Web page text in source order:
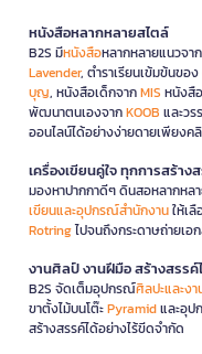
หนังสือหลากหลายสไตล์
B2S มีหนังสือหลากหลายแนวจา
Lavender, ตำราเรียนเข้มข้นของ
บุญ, หนังสือเด็กจากMIS หนังสื
พัฒนาตนเองจากKOOB และว
ออนไลน์ได้อย่างง่ายดายเพียงค
เครื่องเขียนคู่ใจ ทุกการสร้าง
มองหาปากกาดีๆ ดินสอหลากหล
เขียนและอุปกรณ์สำนักงานให้เ
Rotringไปจนถึงกระดาษถ่ายเอ
งานศิลป์ งานฝีมือ สร้างสรรค์
B2S จัดเต็มอุปกรณ์ศิลปะและง
ขาตั้งไม้บนโต๊ะPyramidและอุป
สร้างสรรค์ได้อย่างไร้ขีดจำกัด